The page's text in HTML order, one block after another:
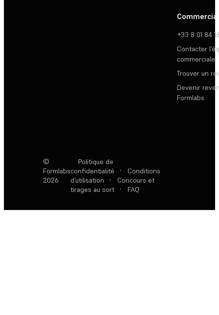
Commercial
+33 8 01 84
Contacter
commerciale
Trouver un
Devenir
Formlabs
©
Formlabs
2026
Politique de
confidentialité
·
Conditions
d’utilisation
·
Concours et
tirages au sort
· FAQ